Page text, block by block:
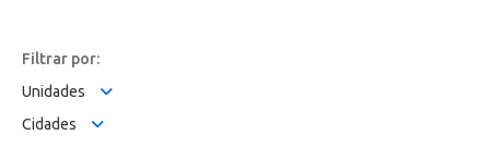
Filtrar por:
Unidades
Cidades